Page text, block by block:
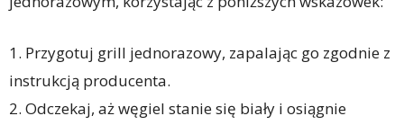
1. Przygotuj grill jednorazowy, zapalając go zgodnie z
instrukcją producenta.
2. Odczekaj, aż węgiel stanie się biały i osiągnie